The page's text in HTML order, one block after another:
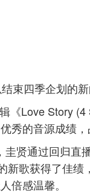
束四季企划的新
《Love Story
秀的音源成绩，
贤通过回归直
新歌获得了佳
倍感温馨。